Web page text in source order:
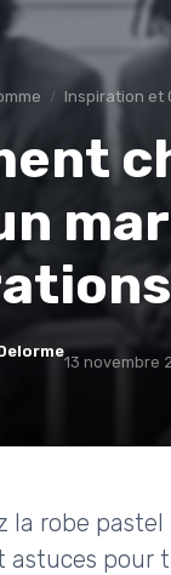
Inspiration et
13 novembre
la robe
astuces pour